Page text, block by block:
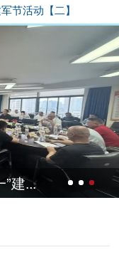
节活动【二】
商会组织开展庆